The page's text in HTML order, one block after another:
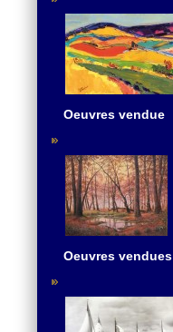
Oeuvres vendue
Oeuvres vendues